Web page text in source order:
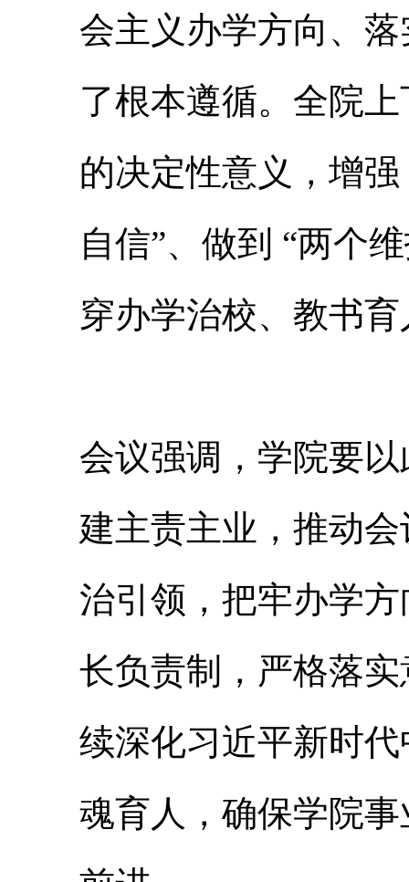
会主义办学方向、
了根本遵循。全院
的决定性意义，增
自信”、做到 “两个
穿办学治校、教书
会议强调，学院要
建主责主业，推动
治引领，把牢办学
长负责制，严格落
续深化习近平新时
魂育人，确保学院